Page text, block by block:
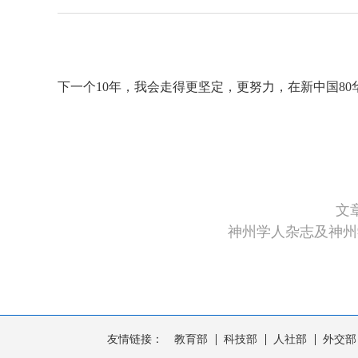
下一个10年，我会走得更坚定，更努力，在新中国
文
神州学人杂志及神
友情链接： 教育部 科技部 人社部 外交部